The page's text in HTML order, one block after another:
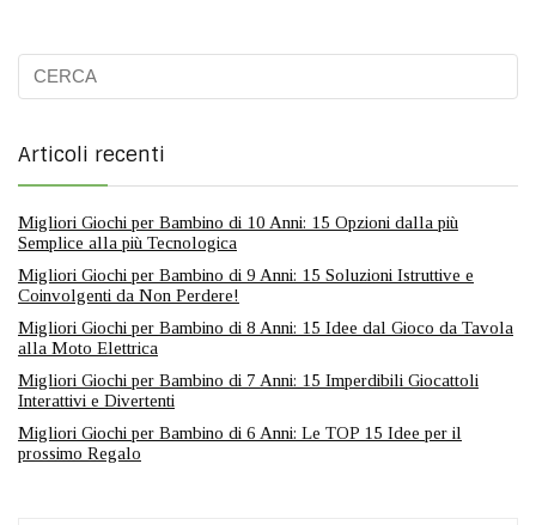
Articoli recenti
Migliori Giochi per Bambino di 10 Anni: 15 Opzioni dalla più
Semplice alla più Tecnologica
Migliori Giochi per Bambino di 9 Anni: 15 Soluzioni Istruttive e
Coinvolgenti da Non Perdere!
Migliori Giochi per Bambino di 8 Anni: 15 Idee dal Gioco da Tavola
alla Moto Elettrica
Migliori Giochi per Bambino di 7 Anni: 15 Imperdibili Giocattoli
Interattivi e Divertenti
Migliori Giochi per Bambino di 6 Anni: Le TOP 15 Idee per il
prossimo Regalo